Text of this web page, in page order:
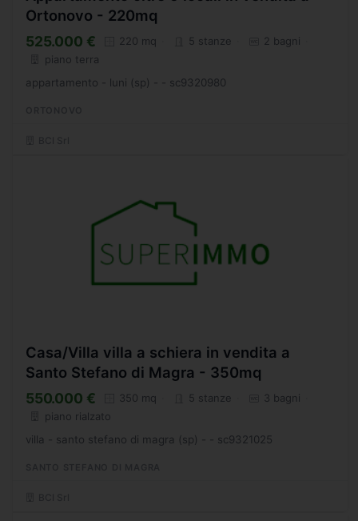
Ortonovo - 220mq
525.000 € 220 mq 5 stanze
2 bagni
piano terra
appartamento - luni (sp) - - sc9320980
Casa/Villa villa a schiera in vendita a
Santo Stefano di Magra - 350mq
550.000 € 350 mq 5 stanze
3 bagni
piano rialzato
villa - santo stefano di magra (sp) - - sc9321025